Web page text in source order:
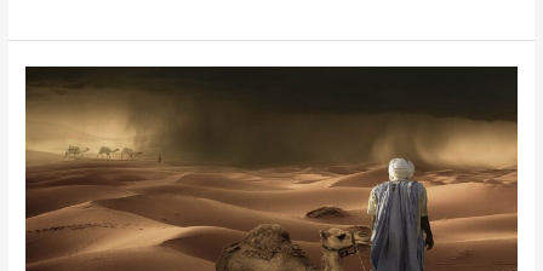
Minta
Yang
Perlu
Diwaspadai